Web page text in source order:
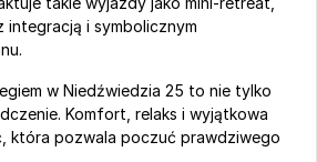
integracją i symbolicznym
w Niedźwiedzia 25 to nie tylko
Komfort, relaks i wyjątkowa
która pozwala poczuć prawdziwego